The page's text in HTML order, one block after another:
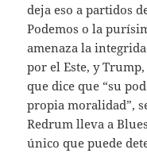
deja eso a partidos
Podemos o la
amenaza la
por el Este, y
que dice que “su
propia moralidad”,
Redrum lleva a
único que puede